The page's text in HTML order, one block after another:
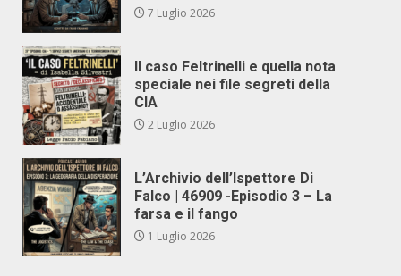
7 Luglio 2026
Il caso Feltrinelli e quella nota
speciale nei file segreti della
CIA
2 Luglio 2026
L’Archivio dell’Ispettore Di
Falco | 46909 -Episodio 3 – La
farsa e il fango
1 Luglio 2026